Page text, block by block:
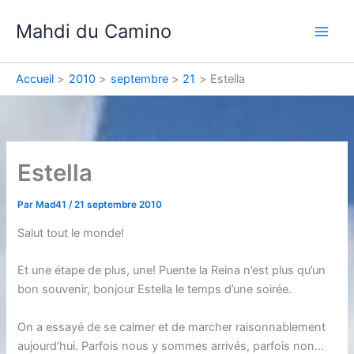
Mahdi du Camino
Accueil 2010 septembre 21 Estella
Estella
Par Mad41/21 septembre 2010
Salut tout le monde!
Et une étape de plus, une! Puente la Reina n’est plus qu’un
bon souvenir, bonjour Estella le temps d’une soirée.
On a essayé de se calmer et de marcher raisonnablement
aujourd’hui. Parfois nous y sommes arrivés, parfois non…